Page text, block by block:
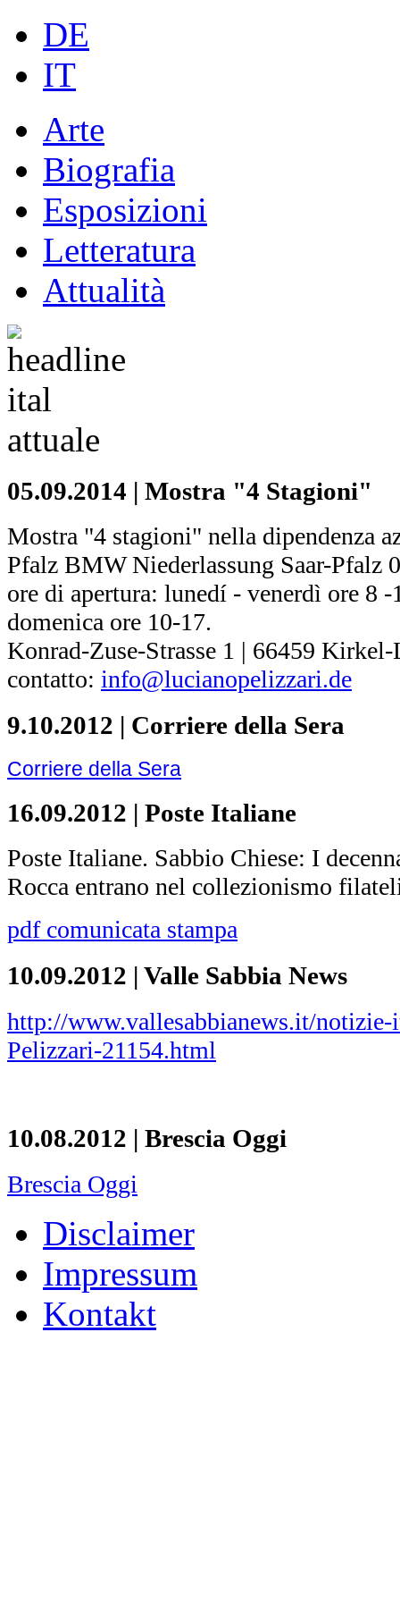
DE
IT
Arte
Biografia
Esposizioni
Letteratura
Attualità
05.09.2014 | Mostra "4 Stagioni"
Mostra "4 stagioni" nella dipendenza
Pfalz BMW Niederlassung Saar-Pfalz
ore di apertura: lunedí - venerdì ore 8 -
domenica ore 10-17.
Konrad-Zuse-Strasse 1 | 66459
contatto: info@lucianopelizzari.de
9.10.2012 | Corriere della Sera
Corriere della Sera
16.09.2012 | Poste Italiane
Poste Italiane. Sabbio Chiese: I
Rocca entrano nel collezionismo
pdf comunicata stampa
10.09.2012 | Valle Sabbia News
http://www.vallesabbianews.it/
Pelizzari-21154.html
10.08.2012 | Brescia Oggi
Brescia Oggi
Disclaimer
Impressum
Kontakt